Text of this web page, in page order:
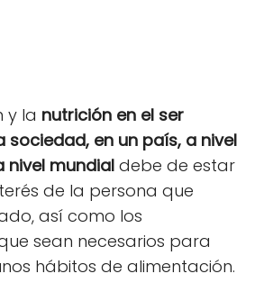
y la nutrición en el ser
sociedad, en un país, a nivel
nivel mundial debe de estar
de la persona que
así como los
sean necesarios para
hábitos de alimentación.